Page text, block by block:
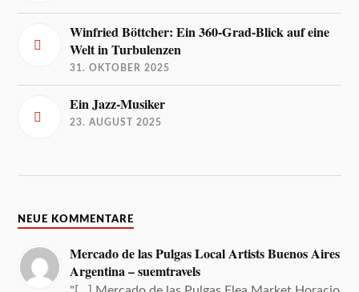
Winfried Böttcher: Ein 360-Grad-Blick auf eine
Welt in Turbulenzen
31. OKTOBER 2025
Ein Jazz-Musiker
23. AUGUST 2025
NEUE KOMMENTARE
Mercado de las Pulgas Local Artists Buenos Aires
Argentina – suemtravels